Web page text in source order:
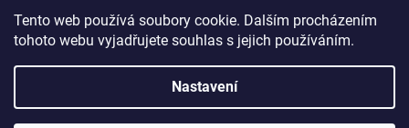
Tento web používá soubory cookie. Dalším procházením
tohoto webu vyjadřujete souhlas s jejich používáním.
Nastavení
Při nákupu v naší pobočce v Novém Městě na Moravě, Soškova
Facebook